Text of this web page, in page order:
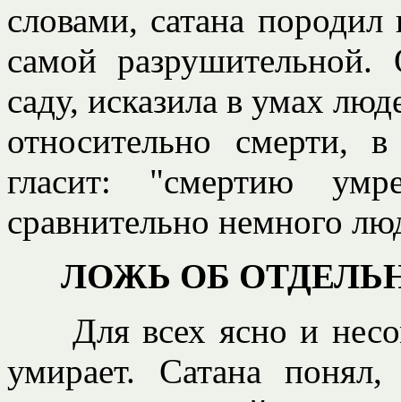
словами, сатана
самой
саду, исказила в умах
относительно смерти,
гласит: "смертию
сравнительно немного
ЛОЖЬ ОБ
Для всех ясно и
умирает. Сатана